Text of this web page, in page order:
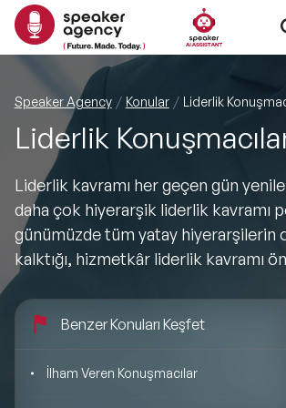
KONUŞMACILAR
Yerel Konuşmacılar
Global Konuşmacılar
Exclusive Konuşmacılar
KONULAR
Öne Çıkan Konular
Exclusive Konuşmacılarımız
Ünlü Konuşmacılar
ÇÖZÜMLER
Keynote & Konuşma
Master Class Workshop
INFLUENCER
HAKKIMIZDA
Biz Kimiz?
BLOG
Speaker Agency Konular Liderlik
Liderlik
Liderlik kavramı her geçen gün
daha çok hiyerarşik liderlik kavramı
günümüzde tüm yatay hiyerarşilerin
kalktığı, hizmetkâr liderlik kavramı
Benzer Konuları Keşfet
İlham Veren Konuşmacılar